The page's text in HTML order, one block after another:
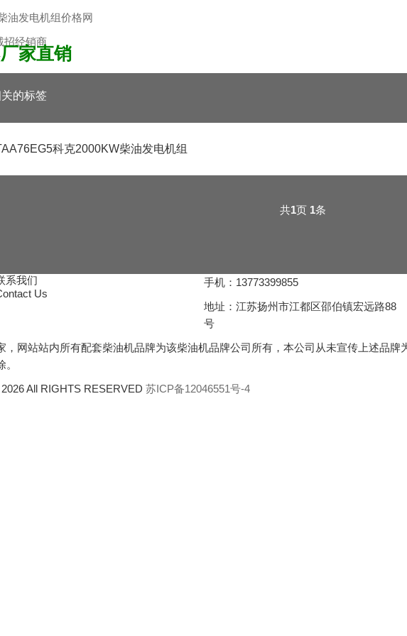
油发电机组价格网
厂家直销
招经销商
加入经销商，享受更低折扣
的标签
科克2000KW柴油发电机组
共1页 1条
系我们
Us
手机：13773399855
地址：江苏扬州市江都区邵伯镇宏远路88
号
，网站站内所有配套柴油机品牌为该柴油机品牌公司所有，本公司从未宣传上述品
All RIGHTS RESERVED 苏ICP备12046551号-4